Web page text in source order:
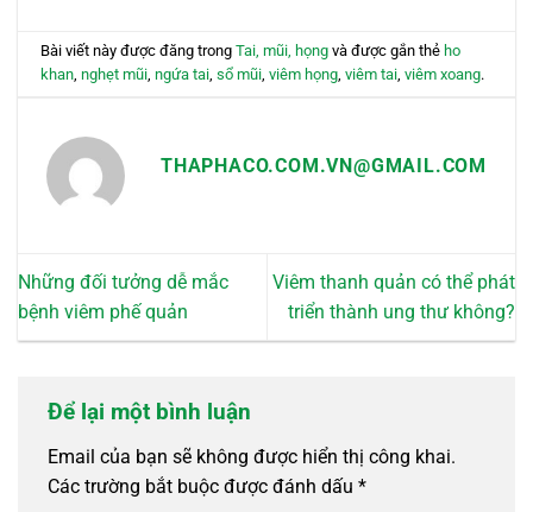
có
thể
trang
Bài viết này được đăng trongTai, mũi, họng và được gắn thẻ ho
khan,nghẹt mũi,ngứa tai,sổ mũi,viêm họng,viêm tai,viêm xoang.
THAPHACO.COM.VN@GMAIL.COM
Những đối tưởng dễ mắc
bệnh viêm phế quản
Viêm thanh quản có thể phát
triển thành ung thư không?
Để lại một bình luận
Email của bạn sẽ không được hiển thị công khai.
Các trường bắt buộc được đánh dấu *